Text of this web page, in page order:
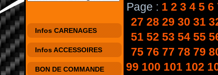
Infos CARENAGES
Infos ACCESSOIRES
BON DE COMMANDE
Page : 1 2 3 4 5 6
27 28 29 30 31
51 52 53 54 55
75 76 77 78 79
99 100 101 102